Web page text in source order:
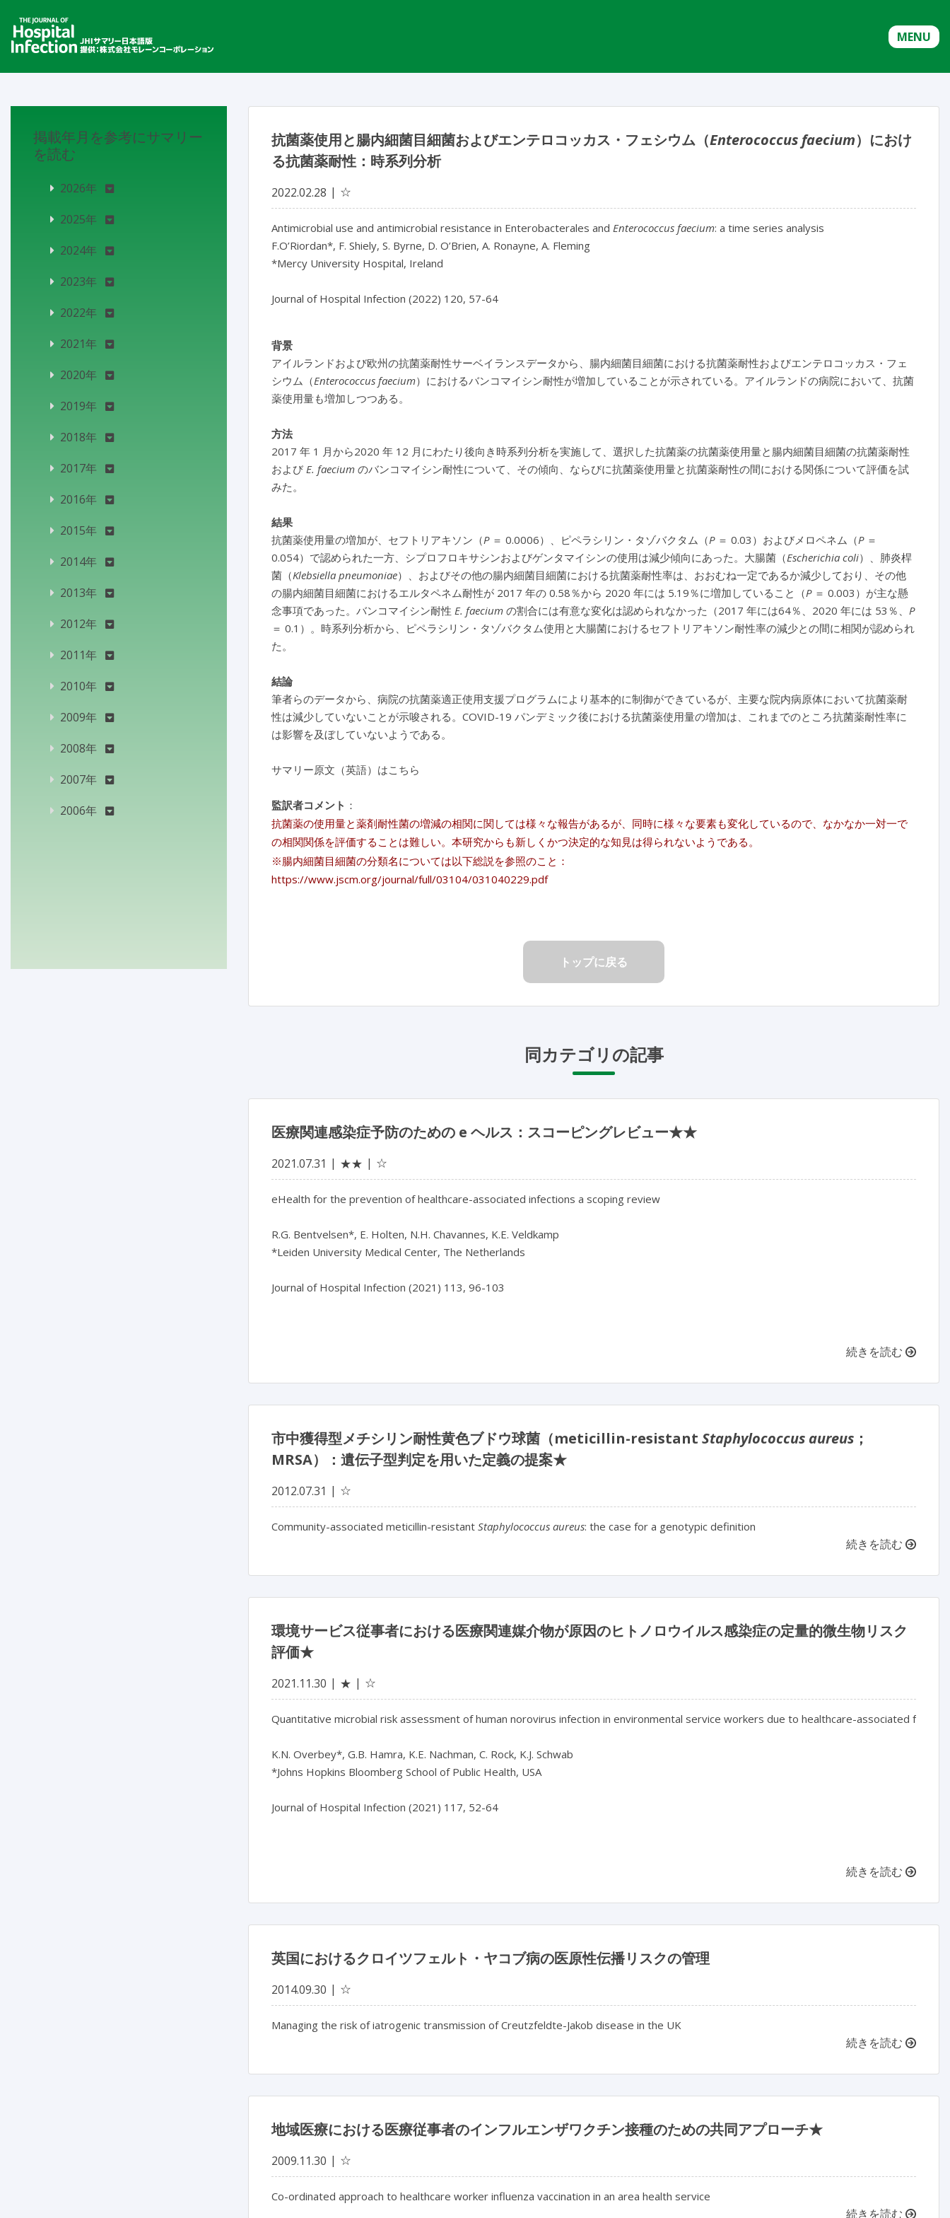
MENU
抗菌薬使用と腸内細菌目細菌およびエンテロコッカス・フェシウム（Enterococcus faecium）におけ
る抗菌薬耐性：時系列分析
2022.02.28 ☆
Antimicrobial use and antimicrobial resistance in Enterobacterales and Enterococcus faecium: a time series analysis
F.O’Riordan*, F. Shiely, S. Byrne, D. O’Brien, A. Ronayne, A. Fleming
*Mercy University Hospital, Ireland
Journal of Hospital Infection (2022) 120, 57-64
背景
アイルランドおよび欧州の抗菌薬耐性サーベイランスデータから、腸内細菌目細菌における抗菌薬耐性およびエンテロコッカス・フェ
シウム（Enterococcus faecium）におけるバンコマイシン耐性が増加していることが示されている。アイルランドの病院において、抗菌
薬使用量も増加しつつある。
方法
2017 年 1 月から2020 年 12 月にわたり後向き時系列分析を実施して、選択した抗菌薬の抗菌薬使用量と腸内細菌目細菌の抗菌薬耐性
および E. faecium のバンコマイシン耐性について、その傾向、ならびに抗菌薬使用量と抗菌薬耐性の間における関係について評価を試
みた。
結果
抗菌薬使用量の増加が、セフトリアキソン（P＝ 0.0006）、ピペラシリン・タゾバクタム（P＝ 0.03）およびメロペネム（P＝
0.054）で認められた一方、シプロフロキサシンおよびゲンタマイシンの使用は減少傾向にあった。大腸菌（Escherichia coli）、肺炎桿
菌（Klebsiella pneumoniae）、およびその他の腸内細菌目細菌における抗菌薬耐性率は、おおむね一定であるか減少しており、その他
の腸内細菌目細菌におけるエルタペネム耐性が 2017 年の 0.58％から 2020 年には 5.19％に増加していること（P＝ 0.003）が主な懸
念事項であった。バンコマイシン耐性 E. faecium の割合には有意な変化は認められなかった（2017 年には64％、2020 年には 53％、 P
＝ 0.1）。時系列分析から、ピペラシリン・タゾバクタム使用と大腸菌におけるセフトリアキソン耐性率の減少との間に相関が認められ
た。
結論
筆者らのデータから、病院の抗菌薬適正使用支援プログラムにより基本的に制御ができているが、主要な院内病原体において抗菌薬耐
性は減少していないことが示唆される。COVID-19 パンデミック後における抗菌薬使用量の増加は、これまでのところ抗菌薬耐性率に
は影響を及ぼしていないようである。
サマリー原文（英語）はこちら
監訳者コメント ：
抗菌薬の使用量と薬剤耐性菌の増減の相関に関しては様々な報告があるが、同時に様々な要素も変化しているので、なかなか一対一で
の相関関係を評価することは難しい。本研究からも新しくかつ決定的な知見は得られないようである。
※腸内細菌目細菌の分類名については以下総説を参照のこと：
https://www.jscm.org/journal/full/03104/031040229.pdf
トップに戻る
同カテゴリの記事
医療関連感染症予防のための e ヘルス：スコーピングレビュー★★
2021.07.31 ★★ ☆
eHealth for the prevention of healthcare-associated infections a scoping review
R.G. Bentvelsen*, E. Holten, N.H. Chavannes, K.E. Veldkamp
*Leiden University Medical Center, The Netherlands
Journal of Hospital Infection (2021) 113, 96-103
続きを読む
市中獲得型メチシリン耐性黄色ブドウ球菌（meticillin-resistant Staphylococcus aureus ；
MRSA）：遺伝子型判定を用いた定義の提案★
2012.07.31 ☆
Community-associated meticillin-resistant Staphylococcus aureus: the case for a genotypic definition
続きを読む
環境サービス従事者における医療関連媒介物が原因のヒトノロウイルス感染症の定量的微生物リスク
評価★
2021.11.30 ★ ☆
Quantitative microbial risk assessment of human norovirus infection in environmental service workers due to healthcare-associated fomites
K.N. Overbey*, G.B. Hamra, K.E. Nachman, C. Rock, K.J. Schwab
*Johns Hopkins Bloomberg School of Public Health, USA
Journal of Hospital Infection (2021) 117, 52-64
続きを読む
英国におけるクロイツフェルト・ヤコブ病の医原性伝播リスクの管理
2014.09.30 ☆
Managing the risk of iatrogenic transmission of Creutzfeldte-Jakob disease in the UK
続きを読む
地域医療における医療従事者のインフルエンザワクチン接種のための共同アプローチ★
2009.11.30 ☆
Co-ordinated approach to healthcare worker influenza vaccination in an area health service
続きを読む
掲載年月を参考にサマリー
を読む
2026年
2025年
2024年
2023年
2022年
2021年
2020年
2019年
2018年
2017年
2016年
2015年
2014年
2013年
2012年
2011年
2010年
2009年
2008年
2007年
2006年